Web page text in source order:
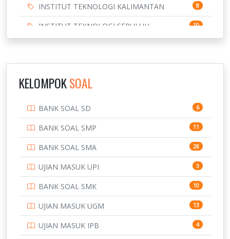
INSTITUT TEKNOLOGI KALIMANTAN 8
INSTITUT TEKNOLOGI SEPULUH
NOVEMBER
10
3
169
7
PTDI STTD 4
133
SMA 146
SMK 231
KELOMPOKSOAL
BANK SOAL SD 6
BANK SOAL SMP 11
BANK SOAL SMA 28
UJIAN MASUK UPI 3
BANK SOAL SMK 10
UJIAN MASUK UGM 13
UJIAN MASUK IPB 4